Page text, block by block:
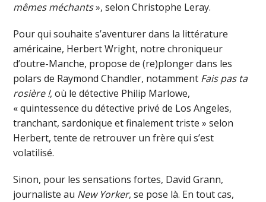
mêmes méchants», selon Christophe Leray.
Pour qui souhaite s’aventurer dans la littérature
américaine, Herbert Wright, notre chroniqueur
d’outre-Manche, propose de (re)plonger dans les
polars de Raymond Chandler, notamment Fais pas ta
rosière !, où le détective Philip Marlowe,
« quintessence du détective privé de Los Angeles,
tranchant, sardonique et finalement triste » selon
Herbert, tente de retrouver un frère qui s’est
volatilisé.
Sinon, pour les sensations fortes, David Grann,
journaliste au New Yorker, se pose là. En tout cas,